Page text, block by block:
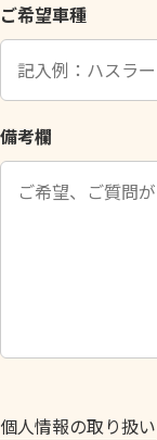
空
の
ま
に
し
ご希望車種
備考欄
個人情報の取り扱い